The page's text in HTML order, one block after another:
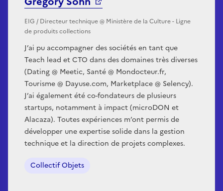
EIG / Directeur technique @ Ministère de la Culture - Ligne
de produits collections
J’ai pu accompagner des sociétés en tant que
Teach lead et CTO dans des domaines très diverses
(Dating @ Meetic, Santé @ Mondocteur.fr,
Tourisme @ Dayuse.com, Marketplace @ Selency).
J’ai également été co-fondateurs de plusieurs
startups, notamment à impact (microDON et
Alacaza). Toutes expériences m’ont permis de
développer une expertise solide dans la gestion
technique et la direction de projets complexes.
Collectif Objets